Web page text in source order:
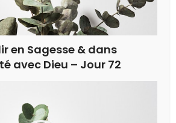
en Sagesse & dans
avec Dieu – Jour 72